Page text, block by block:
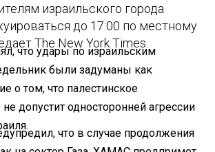
израильского города
до 17:00 по местному
The New York Times.
что удары по израильским
были задуманы как
о том, что палестинское
допустит односторонней агрессии
что в случае продолжения